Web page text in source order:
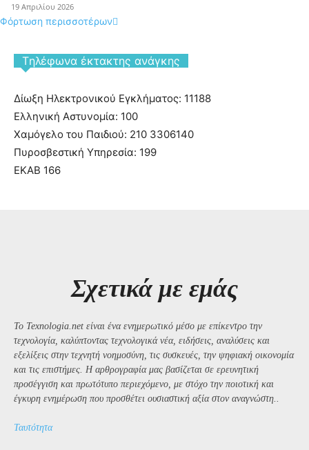
19 Απριλίου 2026
Φόρτωση περισσοτέρων
Tηλέφωνα έκτακτης ανάγκης
Δίωξη Ηλεκτρονικού Εγκλήματος: 11188
Ελληνική Αστυνομία: 100
Χαμόγελο του Παιδιού: 210 3306140
Πυροσβεστική Υπηρεσία: 199
ΕΚΑΒ 166
Σχετικά με εμάς
Το Texnologia.net είναι ένα ενημερωτικό μέσο με επίκεντρο την
τεχνολογία, καλύπτοντας τεχνολογικά νέα, ειδήσεις, αναλύσεις και
εξελίξεις στην τεχνητή νοημοσύνη, τις συσκευές, την ψηφιακή οικονομία
και τις επιστήμες. Η αρθρογραφία μας βασίζεται σε ερευνητική
προσέγγιση και πρωτότυπο περιεχόμενο, με στόχο την ποιοτική και
έγκυρη ενημέρωση που προσθέτει ουσιαστική αξία στον αναγνώστη..
Ταυτότητα